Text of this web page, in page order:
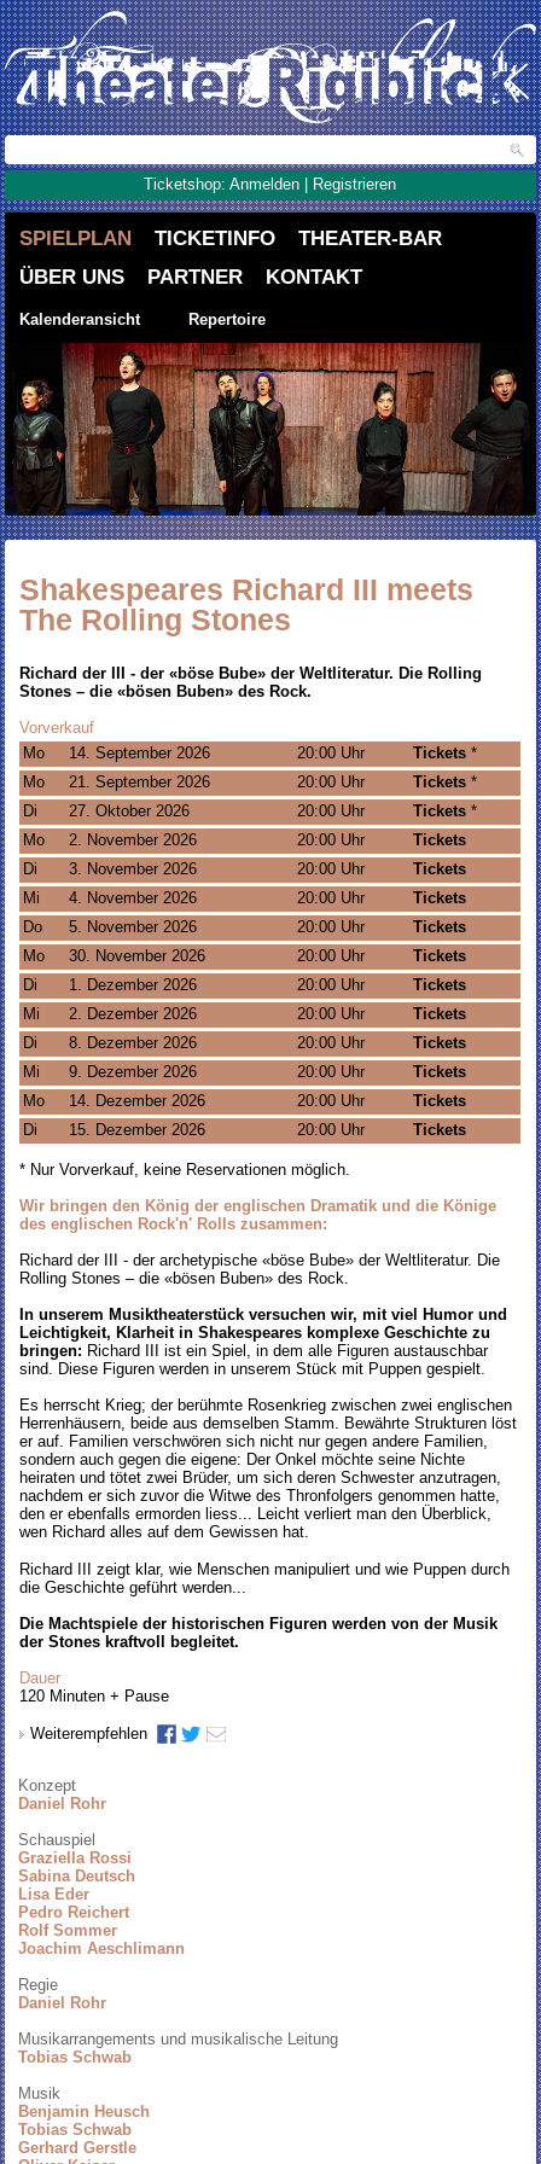
Ticketshop: Anmelden | Registrieren
SPIELPLAN TICKETINFO
THEATER-BAR
ÜBER UNS
PARTNER KONTAKT
Kalenderansicht Repertoire
Shakespeares Richard III meets
The Rolling Stones
Richard der III - der «böse Bube» der Weltliteratur. Die Rolling
Stones – die «bösen Buben» des Rock.
Vorverkauf
Mo
14. September 2026 20:00 Uhr Tickets *
Mo
21. September 2026 20:00 Uhr Tickets *
Di
27. Oktober 2026 20:00 Uhr Tickets *
Mo
2. November 2026 20:00 Uhr
Tickets
Di
3. November 2026 20:00 Uhr
Tickets
Mi
4. November 2026 20:00 Uhr
Tickets
Do
5. November 2026 20:00 Uhr
Tickets
Mo
30. November 2026 20:00 Uhr
Tickets
Di
1. Dezember 2026 20:00 Uhr
Tickets
Mi
2. Dezember 2026 20:00 Uhr
Tickets
Di
8. Dezember 2026 20:00 Uhr
Tickets
Mi
9. Dezember 2026 20:00 Uhr
Tickets
Mo
14. Dezember 2026 20:00 Uhr
Tickets
Di
15. Dezember 2026 20:00 Uhr Tickets
* Nur Vorverkauf, keine Reservationen möglich.
Wir bringen den König der englischen Dramatik und die Könige
des englischen Rock'n' Rolls zusammen:
Richard der III - der archetypische «böse Bube» der Weltliteratur. Die
Rolling Stones – die «bösen Buben» des Rock.
In unserem Musiktheaterstück versuchen wir, mit viel Humor und
Leichtigkeit, Klarheit in Shakespeares komplexe Geschichte zu
bringen: Richard III ist ein Spiel, in dem alle Figuren austauschbar
sind. Diese Figuren werden in unserem Stück mit Puppen gespielt.
Es herrscht Krieg; der berühmte Rosenkrieg zwischen zwei englischen
Herrenhäusern, beide aus demselben Stamm. Bewährte Strukturen löst
er auf. Familien verschwören sich nicht nur gegen andere Familien,
sondern auch gegen die eigene: Der Onkel möchte seine Nichte
heiraten und tötet zwei Brüder, um sich deren Schwester anzutragen,
nachdem er sich zuvor die Witwe des Thronfolgers genommen hatte,
den er ebenfalls ermorden liess... Leicht verliert man den Überblick,
wen Richard alles auf dem Gewissen hat.
Richard III zeigt klar, wie Menschen manipuliert und wie Puppen durch
die Geschichte geführt werden...
Die Machtspiele der historischen Figuren werden von der Musik
der Stones kraftvoll begleitet.
Dauer
120 Minuten + Pause
Weiterempfehlen
Konzept
Daniel Rohr
Schauspiel
Graziella Rossi
Sabina Deutsch
Lisa Eder
Pedro Reichert
Rolf Sommer
Joachim Aeschlimann
Regie
Daniel Rohr
Musikarrangements und musikalische Leitung
Tobias Schwab
Musik
Benjamin Heusch
Tobias Schwab
Gerhard Gerstle